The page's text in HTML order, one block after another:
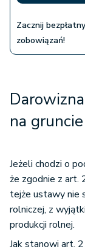
Zacznij
zobowiązań!
na
Jeżeli chodzi o
że zgodnie z
tejże ustawy nie
rolniczej, z
produkcji rolnej.
Jak stanowi art.